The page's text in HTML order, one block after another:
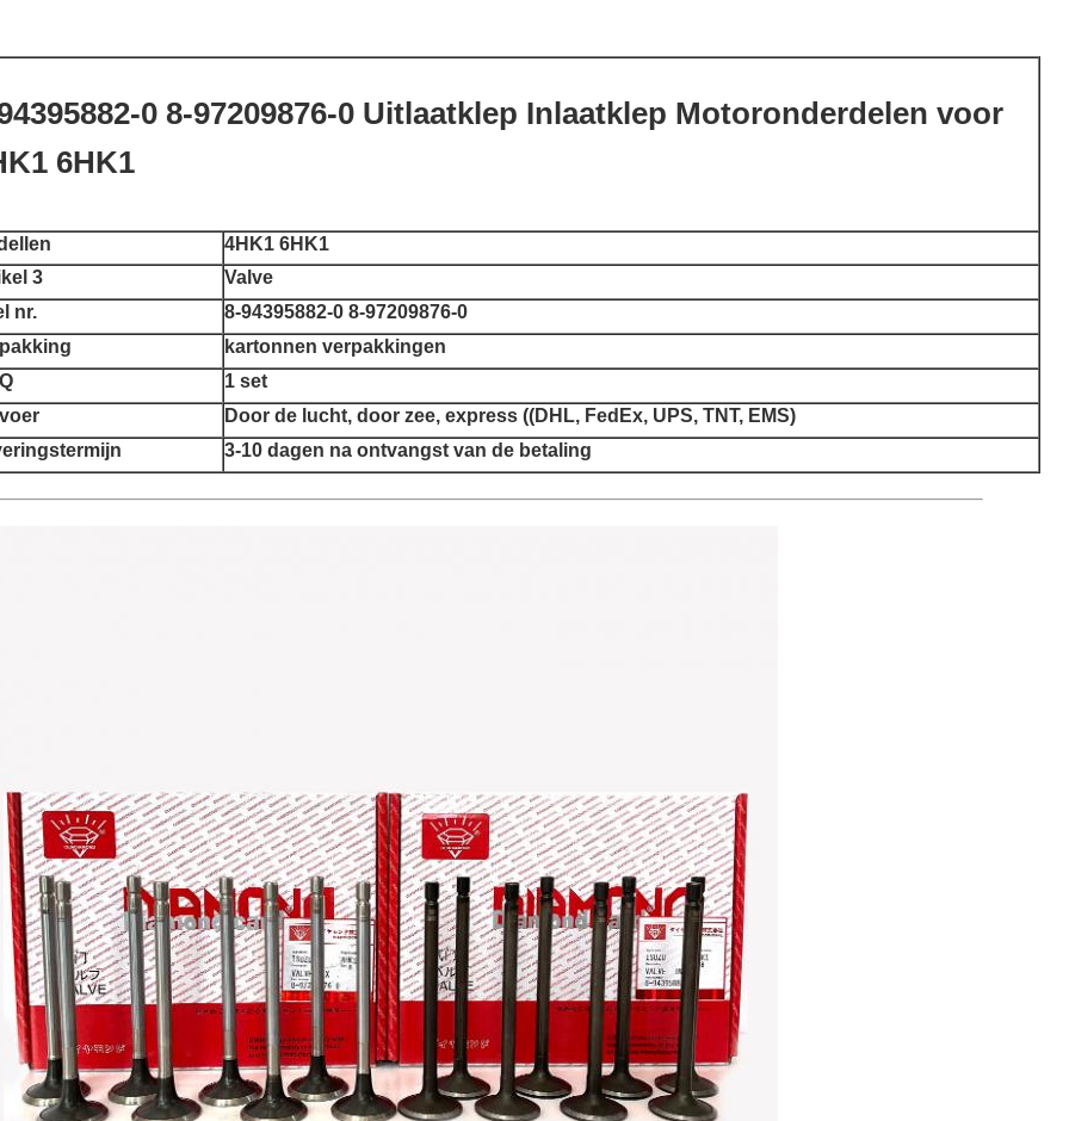
0 8-97209876-0 Uitlaatklep Inlaatklep Motoronderdelen voor
6HK1
4HK1 6HK1
3
Valve
nr.
8-94395882-0 8-97209876-0
kartonnen verpakkingen
1 set
Door de lucht, door zee, express ((DHL, FedEx, UPS, TNT, EMS)
3-10 dagen na ontvangst van de betaling